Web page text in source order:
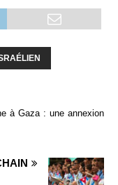
à Gaza : une annexion